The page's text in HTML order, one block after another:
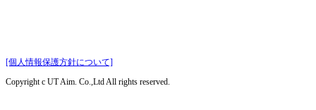
[個人情報保護方針について]
Copyright c UT Aim. Co.,Ltd All rights reserved.